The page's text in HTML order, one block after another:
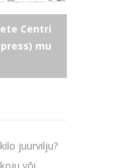
Centri
mu
juurvilju?